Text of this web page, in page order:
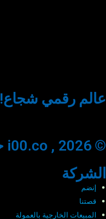
عالم رقمي شجاع!
© 2026 , i00.co حقوق النشر محفوظة
الشركة
إنضم
قصتنا
المبيعات الخارجية بالعمولة